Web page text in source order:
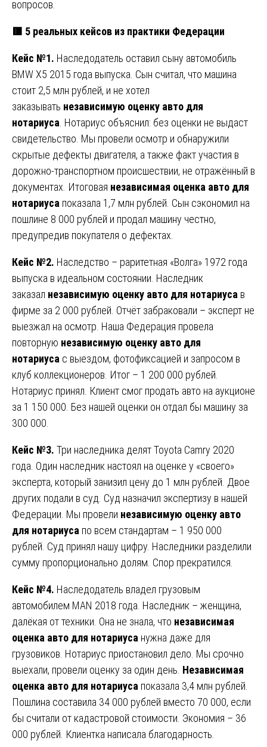
вопросов.
🟥 5 реальных кейсов из практики Федерации
Кейс №1. Наследодатель оставил сыну автомобиль
BMW X5 2015 года выпуска. Сын считал, что машина
стоит 2,5 млн рублей, и не хотел
заказывать независимую оценку авто для
нотариуса . Нотариус объяснил: без оценки не выдаст
свидетельство. Мы провели осмотр и обнаружили
скрытые дефекты двигателя, а также факт участия в
дорожно-транспортном происшествии, не отражённый в
документах. Итоговая независимая оценка авто для
нотариуса показала 1,7 млн рублей. Сын сэкономил на
пошлине 8 000 рублей и продал машину честно,
предупредив покупателя о дефектах.
Кейс №2. Наследство – раритетная «Волга» 1972 года
выпуска в идеальном состоянии. Наследник
заказал независимую оценку авто для нотариуса в
фирме за 2 000 рублей. Отчёт забраковали – эксперт не
выезжал на осмотр. Наша Федерация провела
повторную независимую оценку авто для
нотариуса с выездом, фотофиксацией и запросом в
клуб коллекционеров. Итог – 1 200 000 рублей.
Нотариус принял. Клиент смог продать авто на аукционе
за 1 150 000. Без нашей оценки он отдал бы машину за
300 000.
Кейс №3. Три наследника делят Toyota Camry 2020
года. Один наследник настоял на оценке у «своего»
эксперта, который занизил цену до 1 млн рублей. Двое
других подали в суд. Суд назначил экспертизу в нашей
Федерации. Мы провели независимую оценку авто
для нотариуса по всем стандартам – 1 950 000
рублей. Суд принял нашу цифру. Наследники разделили
сумму пропорционально долям. Спор прекратился.
Кейс №4. Наследодатель владел грузовым
автомобилем MAN 2018 года. Наследник – женщина,
далёкая от техники. Она не знала, что независимая
оценка авто для нотариуса нужна даже для
грузовиков. Нотариус приостановил дело. Мы срочно
выехали, провели оценку за один день. Независимая
оценка авто для нотариуса показала 3,4 млн рублей.
Пошлина составила 34 000 рублей вместо 70 000, если
бы считали от кадастровой стоимости. Экономия – 36
000 рублей. Клиентка написала благодарность.